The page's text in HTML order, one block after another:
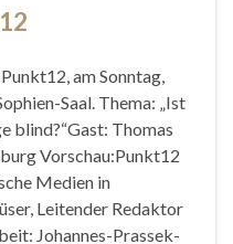
am Sonntag,
Saal. Thema: „Ist
blind?“Gast: Thomas
Vorschau:Punkt12
Medien in
Leitender Redaktor
Johannes-Prassek-